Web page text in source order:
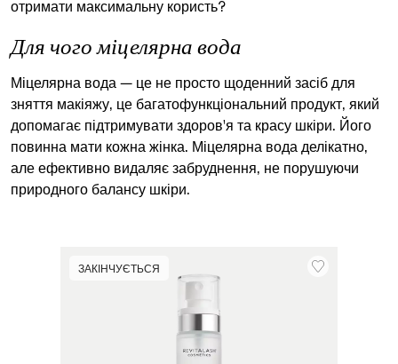
отримати максимальну користь?
Для чого міцелярна вода
Міцелярна вода — це не просто щоденний засіб для
зняття макіяжу, це багатофункціональний продукт, який
допомагає підтримувати здоров'я та красу шкіри. Його
повинна мати кожна жінка. Міцелярна вода делікатно,
але ефективно видаляє забруднення, не порушуючи
природного балансу шкіри.
ЗАКІНЧУЄТЬСЯ